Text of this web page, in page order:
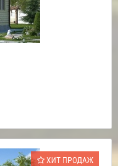
ХИТ ПРОДАЖ